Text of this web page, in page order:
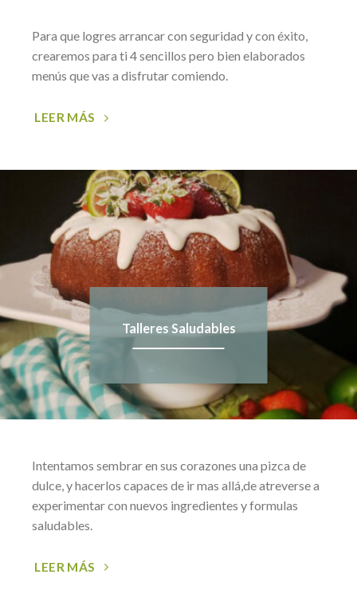
Para que logres arrancar con seguridad y con éxito,
crearemos para ti 4 sencillos pero bien elaborados
menús que vas a disfrutar comiendo.
LEER MÁS
Intentamos sembrar en sus corazones una pizca de
dulce, y hacerlos capaces de ir mas allá,de atreverse a
experimentar con nuevos ingredientes y formulas
saludables.
LEER MÁS
Talleres Saludables